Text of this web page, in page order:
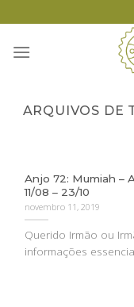
to
content
ARQUIVOS DE
Anjo 72: Mumiah –
11/08 – 23/10
novembro 11, 2019
Querido Irmão ou
informações